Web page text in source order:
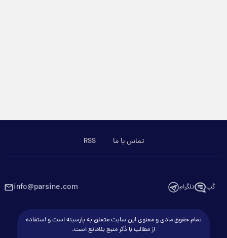
تماس با ما RSS
گپ تلگرام info@parsine.com
تمام حقوق مادی و معنوی این سایت متعلق به پارسینه است و استفاده
از مطالب با ذکر منبع بلامانع است.